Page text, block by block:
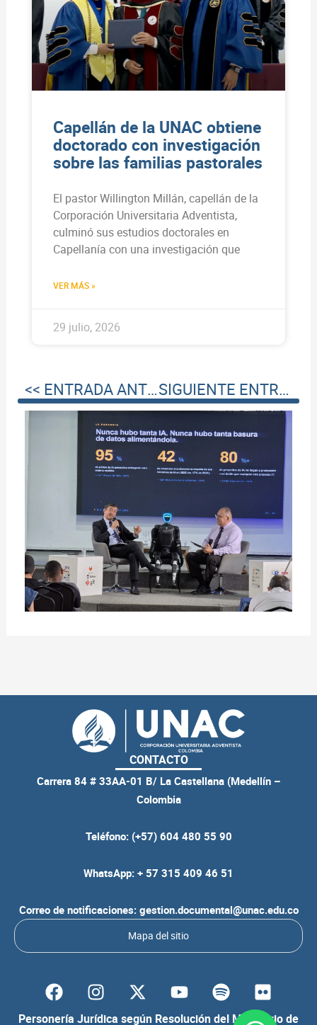
Capellán de la UNAC obtiene
doctorado con investigación
sobre las familias pastorales
El pastor Willington Millán, capellán de la
Corporación Universitaria Adventista,
culminó sus estudios doctorales en
Capellanía con una investigación que
VER MÁS »
29 julio, 2026
<< ENTRADA ANTERIOR SIGUIENTE ENTRADA >>
CONTACTO
Carrera 84 # 33AA-01 B/ La Castellana (Medellín –
Colombia
Teléfono: (+57) 604 480 55 90
WhatsApp: + 57 315 409 46 51
Correo de notificaciones: gestion.documental@unac.edu.co
Mapa del sitio
Personería Jurídica según Resolución del Ministerio de
F
a
c
I
n
s
Y
o
u
S
p
o
F
l
i